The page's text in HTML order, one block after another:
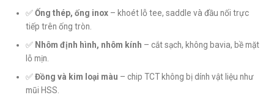
✅Ống thép, ống inox– khoét lỗ tee, saddle và đầu nối trực
tiếp trên ống tròn.
✅ Nhôm định hình, nhôm kính – cắt sạch, không bavia, bề mặt
lỗ mịn.
✅Đồng và kim loại màu – chip TCT không bị dính vật liệu như
mũi HSS.